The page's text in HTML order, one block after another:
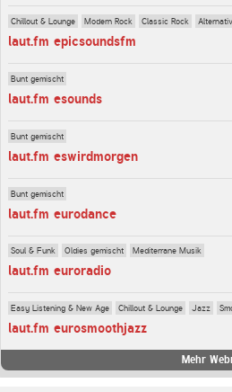
Chillout & Lounge Modern Rock Classic Rock
laut.fm epicsoundsfm
Bunt gemischt
laut.fm esounds
Bunt gemischt
laut.fm eswirdmorgen
Bunt gemischt
laut.fm eurodance
Soul & Funk Oldies gemischt Mediterrane Musik
laut.fm euroradio
Easy Listening & New Age Chillout & Lounge Jazz
laut.fm eurosmoothjazz
Mehr